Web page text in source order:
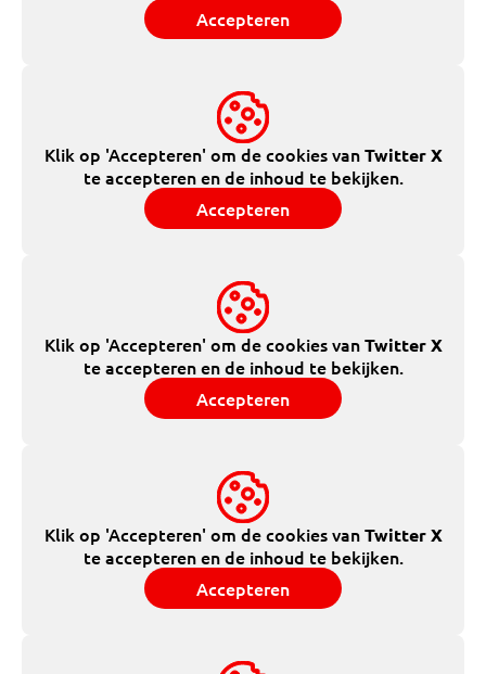
Accepteren
Klik op 'Accepteren' om de cookies vanTwitter X
te accepteren en de inhoud te bekijken.
Accepteren
Klik op 'Accepteren' om de cookies vanTwitter X
te accepteren en de inhoud te bekijken.
Accepteren
Klik op 'Accepteren' om de cookies vanTwitter X
te accepteren en de inhoud te bekijken.
Accepteren